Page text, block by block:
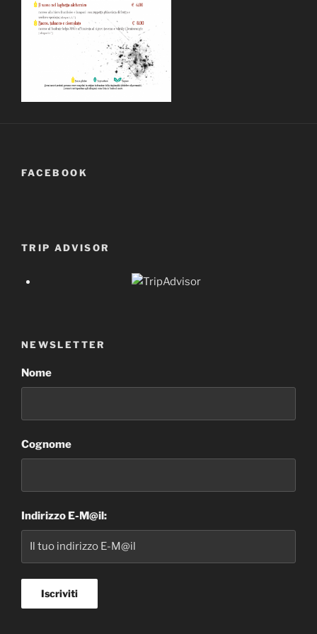
FACEBOOK
TRIP ADVISOR
NEWSLETTER
Nome
Cognome
Indirizzo E-M@il: